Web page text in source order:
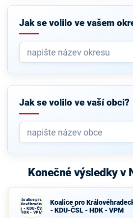
Jak se volilo ve vašem
Jak se volilo ve vaší obci?
Konečné výsledky v
Koalice pro
Královéhradecký
kraj - KDU-ČSL -
HDK - VPM
Koalice pro
- KDU-ČSL - HDK - VPM